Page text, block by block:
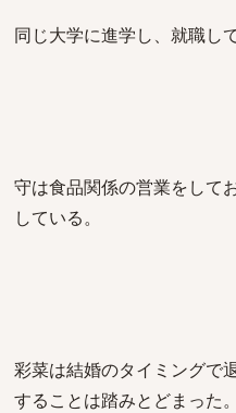
同じ大学に進学し、就職し
守は食品関係の営業をして
している。
彩菜は結婚のタイミングで
することは踏みとどまった。